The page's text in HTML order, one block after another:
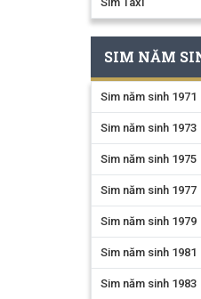
SIM NĂM
Sim năm sinh 1971
Sim năm sinh 1973
Sim năm sinh 1975
Sim năm sinh 1977
Sim năm sinh 1979
Sim năm sinh 1981
Sim năm sinh 1983